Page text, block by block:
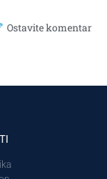
Ostavite komentar